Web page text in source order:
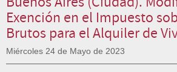
Exención en el Impuesto
Brutos para el Alquiler de
Miércoles 24 de Mayo de 2023